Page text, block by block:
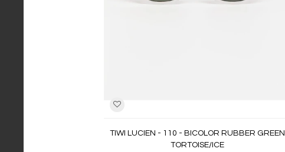
TIWI LUCIEN - 110 - BICOLOR RUBBER GREEN
TORTOISE/ICE